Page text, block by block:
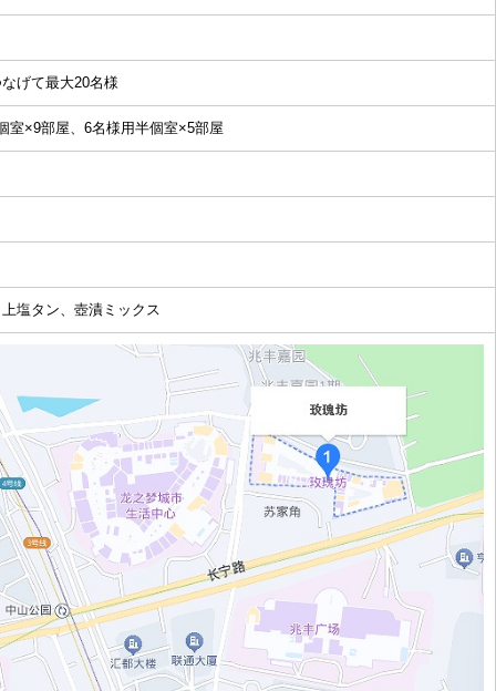
げて最大20名様
室×9部屋、6名様用半個室×5部屋
塩タン、壺漬ミックス